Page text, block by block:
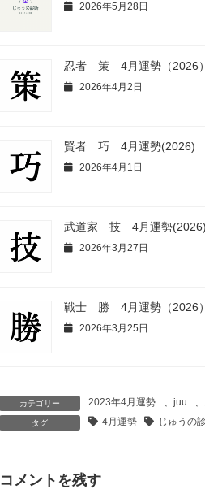
2026年5月28日
忍者 策 4月運勢（2026）
2026年4月2日
賢者 巧 4月運勢(2026)
2026年4月1日
武道家 技 4月運勢(2026)
2026年3月27日
戦士 勝 4月運勢（2026）
2026年3月25日
カテゴリー 2023年4月運勢 、 juu 、
タグ 4月運勢 じゅうの
コメントを残す